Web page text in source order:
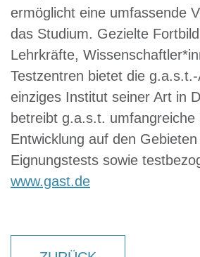
ermöglicht eine umfassende
das Studium. Gezielte
Lehrkräfte,
Testzentren bietet die
einziges Institut seiner Art in
betreibt g.a.s.t. umfangreiche
Entwicklung auf den
Eignungstests sowie
www.gast.de